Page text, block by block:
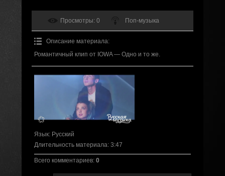
Просмотры: 0 Поп-музыка
Описание материала:
Романтичный клип от IOWA — Одно и то же.
Язык: Русский
Длительность материала: 3:47
Всего комментариев: 0